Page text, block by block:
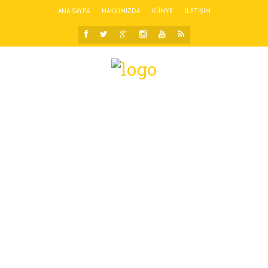
ANA SAYFA HAKKIMIZDA KÜNYE İLETIŞIM